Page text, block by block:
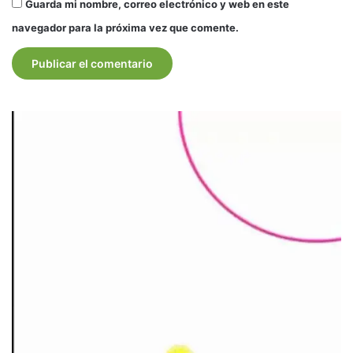
Guarda mi nombre, correo electrónico y web en este
navegador para la próxima vez que comente.